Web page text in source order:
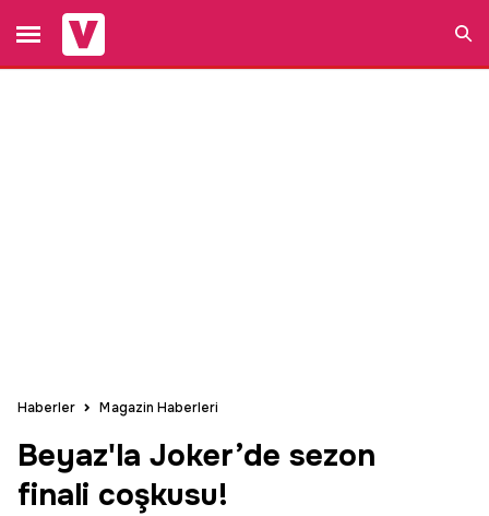
Haberler Magazin Haberleri
Beyaz'la Joker’de sezon
finali coşkusu!